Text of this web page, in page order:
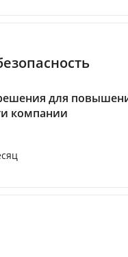
для
компании